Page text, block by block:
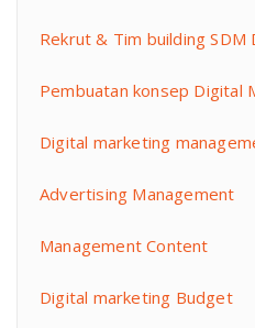
Rekrut & Tim building SDM
Pembuatan konsep Digital
Digital marketing
Advertising Management
Management Content
Digital marketing Budget